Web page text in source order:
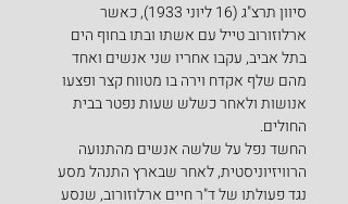
סיוון תרצ"ג (16 ליוני 1933), כאשר
ארלוזורוב טייל עם אשתו ובתו בחוף הים
בתל אביב, עקבו אחריו שני אנשים ואחד
מהם שלף אקדח וירה בו מטווח קצר ופצעו
אנושות ולאחר כשלש שעות נפטר בבית
החולים.
החשד נפל על שלשה אנשים מהתנועה
הרוויזיוניסטית, לאחר שבארץ התנהל מסע
נגד פעולתו של ד"ר חיים ארלוזורוב, שנסע